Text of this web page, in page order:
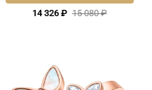
14 326 ₽ 15 080 ₽